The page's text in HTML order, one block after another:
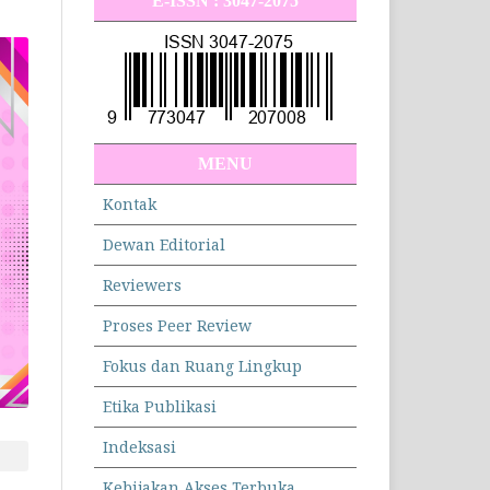
MENU
Kontak
Dewan Editorial
Reviewers
Proses Peer Review
Fokus dan Ruang Lingkup
Etika Publikasi
Indeksasi